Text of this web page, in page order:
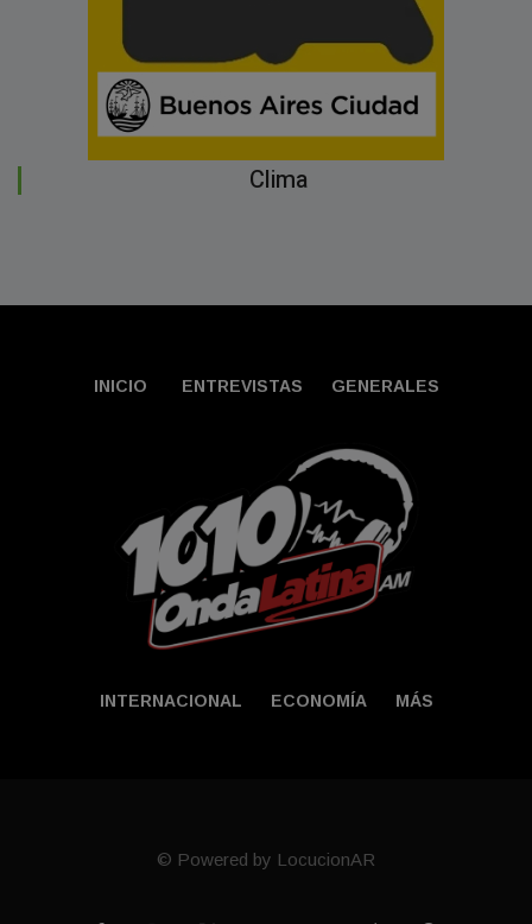
Clima
INICIO ENTREVISTAS GENERALES
INTERNACIONAL ECONOMÍA MÁS
© Powered by LocucionAR